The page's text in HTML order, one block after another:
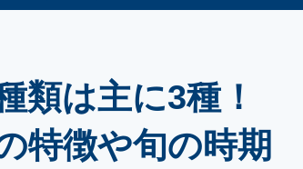
類は主に3種！
特徴や旬の時期